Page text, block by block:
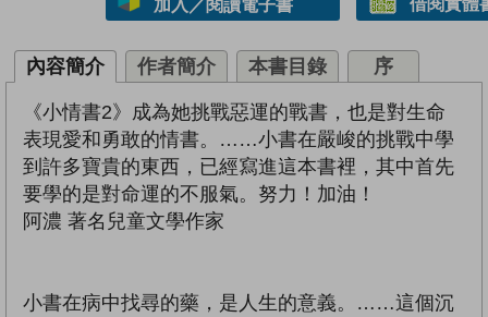
加入／閱讀電子書
內容簡介 作者簡介 本書目錄 序
《小情書2》成為她挑戰惡運的戰書，也是對生命
表現愛和勇敢的情書。……小書在嚴峻的挑戰中學
到許多寶貴的東西，已經寫進這本書裡，其中首先
要學的是對命運的不服氣。努力！加油！
阿濃 著名兒童文學作家
小書在病中找尋的藥，是人生的意義。……這個沉